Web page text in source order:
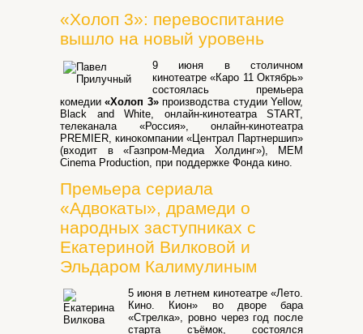
«Холоп 3»: перевоспитание
вышло на новый уровень
9 июня в столичном
кинотеатре «Каро 11 Октябрь»
состоялась премьера
комедии«Холоп 3»производства студии Yellow,
Black and White, онлайн-кинотеатра START,
телеканала «Россия», онлайн-кинотеатра
PREMIER, кинокомпании «Централ Партнершип»
(входит в «Газпром-Медиа Холдинг»), MEM
Cinema Production, при поддержке Фонда кино.
Премьера сериала
«Адвокаты», драмеди о
народных заступниках с
Екатериной Вилковой и
Эльдаром Калимулиным
5 июня в летнем кинотеатре «Лето.
Кино. Кион» во дворе бара
«Стрелка», ровно через год после
старта съёмок, состоялся